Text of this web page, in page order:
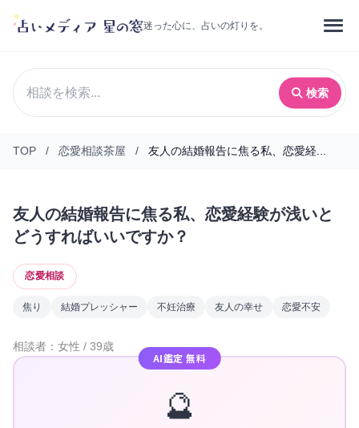
迷った心に、占いの灯りを。
検索
TOP / 恋愛相談茶屋 / 友人の結婚報告に焦る私、恋愛経...
友人の結婚報告に焦る私、恋愛経験が浅いと
どうすればいいですか？
恋愛相談
焦り 結婚プレッシャー 不妊治療 友人の幸せ 恋愛不安
相談者：女性 / 39歳
AI鑑定 無料
🔮